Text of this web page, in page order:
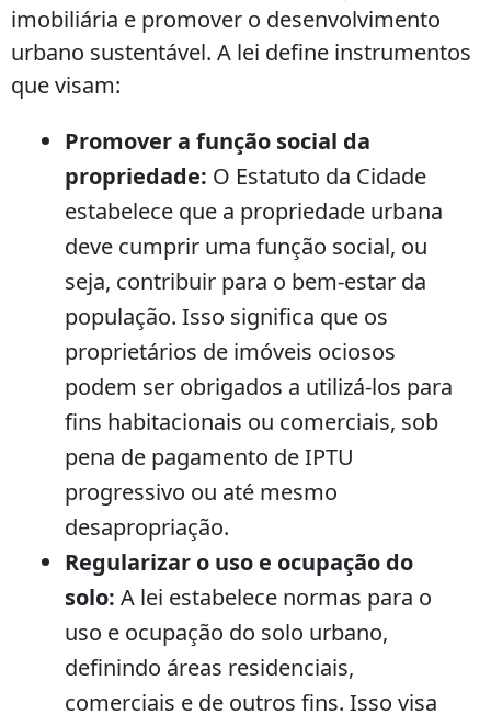
imobiliária e promover o desenvolvimento
urbano sustentável. A lei define instrumentos
que visam:
Promover a função social da
propriedade: O Estatuto da Cidade
estabelece que a propriedade urbana
deve cumprir uma função social, ou
seja, contribuir para o bem-estar da
população. Isso significa que os
proprietários de imóveis ociosos
podem ser obrigados a utilizá-los para
fins habitacionais ou comerciais, sob
pena de pagamento de IPTU
progressivo ou até mesmo
desapropriação.
Regularizar o uso e ocupação do
solo: A lei estabelece normas para o
uso e ocupação do solo urbano,
definindo áreas residenciais,
comerciais e de outros fins. Isso visa